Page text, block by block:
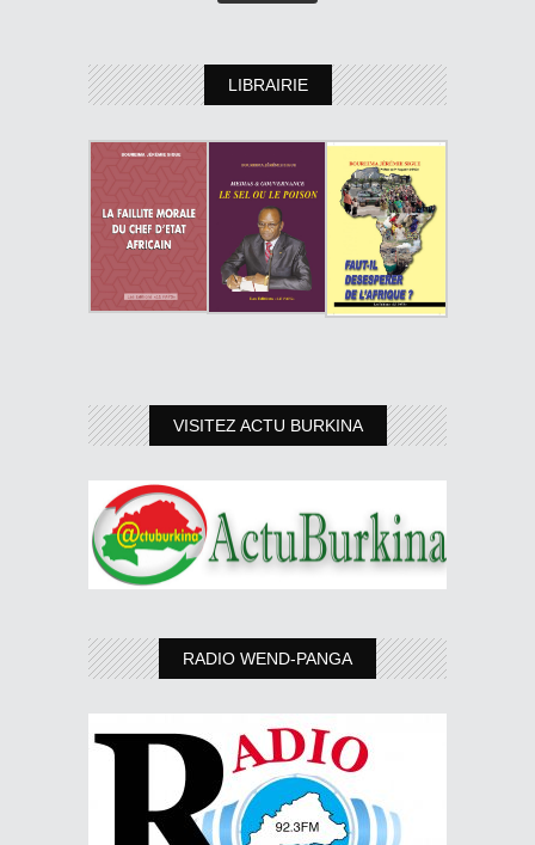
LIBRAIRIE
VISITEZ ACTU BURKINA
RADIO WEND-PANGA